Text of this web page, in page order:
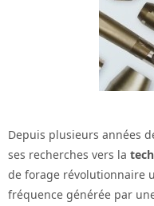
Depuis plusieurs années
ses recherches vers la
de forage révolutionnaire
fréquence générée par